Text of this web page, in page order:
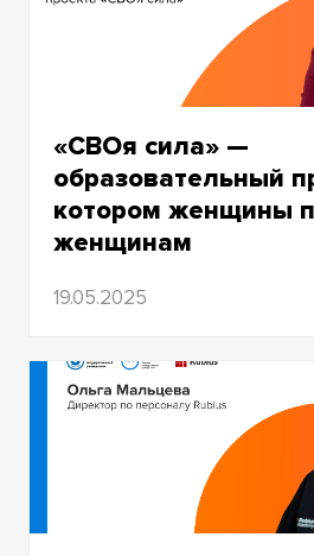
«СВОя сила» —
образовательный
котором женщины
женщинам
Как возникла идея
19.05.2025